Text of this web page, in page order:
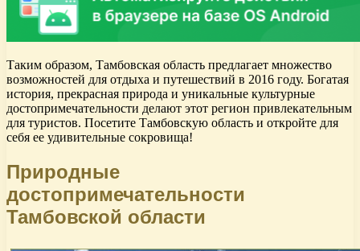
Таким образом, Тамбовская область предлагает множество
возможностей для отдыха и путешествий в 2016 году. Богатая
история, прекрасная природа и уникальные культурные
достопримечательности делают этот регион привлекательным
для туристов. Посетите Тамбовскую область и откройте для
себя ее удивительные сокровища!
Природные
достопримечательности
Тамбовской области